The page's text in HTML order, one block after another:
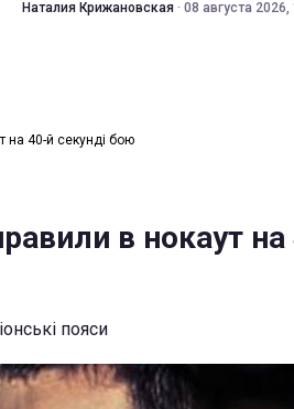
Наталия Крижановская · 08 августа 2026,
на 40-й секунді бою
в нокаут
пояси